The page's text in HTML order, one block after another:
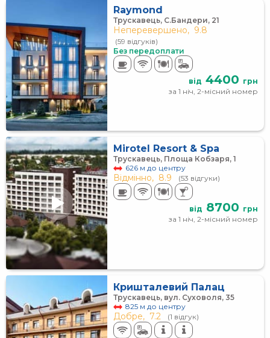
Raymond
Трускавець, C.Бандери, 21
Неперевершено, 9.8
(59 відгуків)
Без передоплати
від 4400 грн
за 1 ніч, 2-місний номер
Mirotel Resort & Spa
Трускавець, Площа Кобзаря, 1
626 м до центру
Відмінно, 8.9 (53 відгуки)
від 8700 грн
за 1 ніч, 2-місний номер
Кришталевий Палац
Трускавець, вул. Суховоля, 35
825 м до центру
Добре, 7.2 (1 відгук)